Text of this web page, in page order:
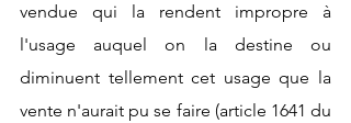
vendue qui la rendent impropre à
l'usage auquel on la destine ou
diminuent tellement cet usage que la
vente n'aurait pu se faire (article 1641 du